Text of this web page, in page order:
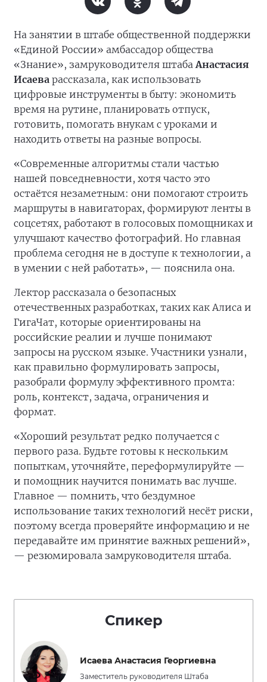
На занятии в штабе общественной поддержки
«Единой России» амбассадор общества
«Знание», замруководителя штаба Анастасия
Исаева рассказала, как использовать
цифровые инструменты в быту: экономить
время на рутине, планировать отпуск,
готовить, помогать внукам с уроками и
находить ответы на разные вопросы.
«Современные алгоритмы стали частью
нашей повседневности, хотя часто это
остаётся незаметным: они помогают строить
маршруты в навигаторах, формируют ленты в
соцсетях, работают в голосовых помощниках и
улучшают качество фотографий. Но главная
проблема сегодня не в доступе к технологии, а
в умении с ней работать», — пояснила она.
Лектор рассказала о безопасных
отечественных разработках, таких как Алиса и
ГигаЧат, которые ориентированы на
российские реалии и лучше понимают
запросы на русском языке. Участники узнали,
как правильно формулировать запросы,
разобрали формулу эффективного промта:
роль, контекст, задача, ограничения и
формат.
«Хороший результат редко получается с
первого раза. Будьте готовы к нескольким
попыткам, уточняйте, переформулируйте —
и помощник научится понимать вас лучше.
Главное — помнить, что бездумное
использование таких технологий несёт риски,
поэтому всегда проверяйте информацию и не
передавайте им принятие важных решений»,
— резюмировала замруководителя штаба.
Спикер
Исаева Анастасия Георгиевна
Заместитель руководителя Штаба